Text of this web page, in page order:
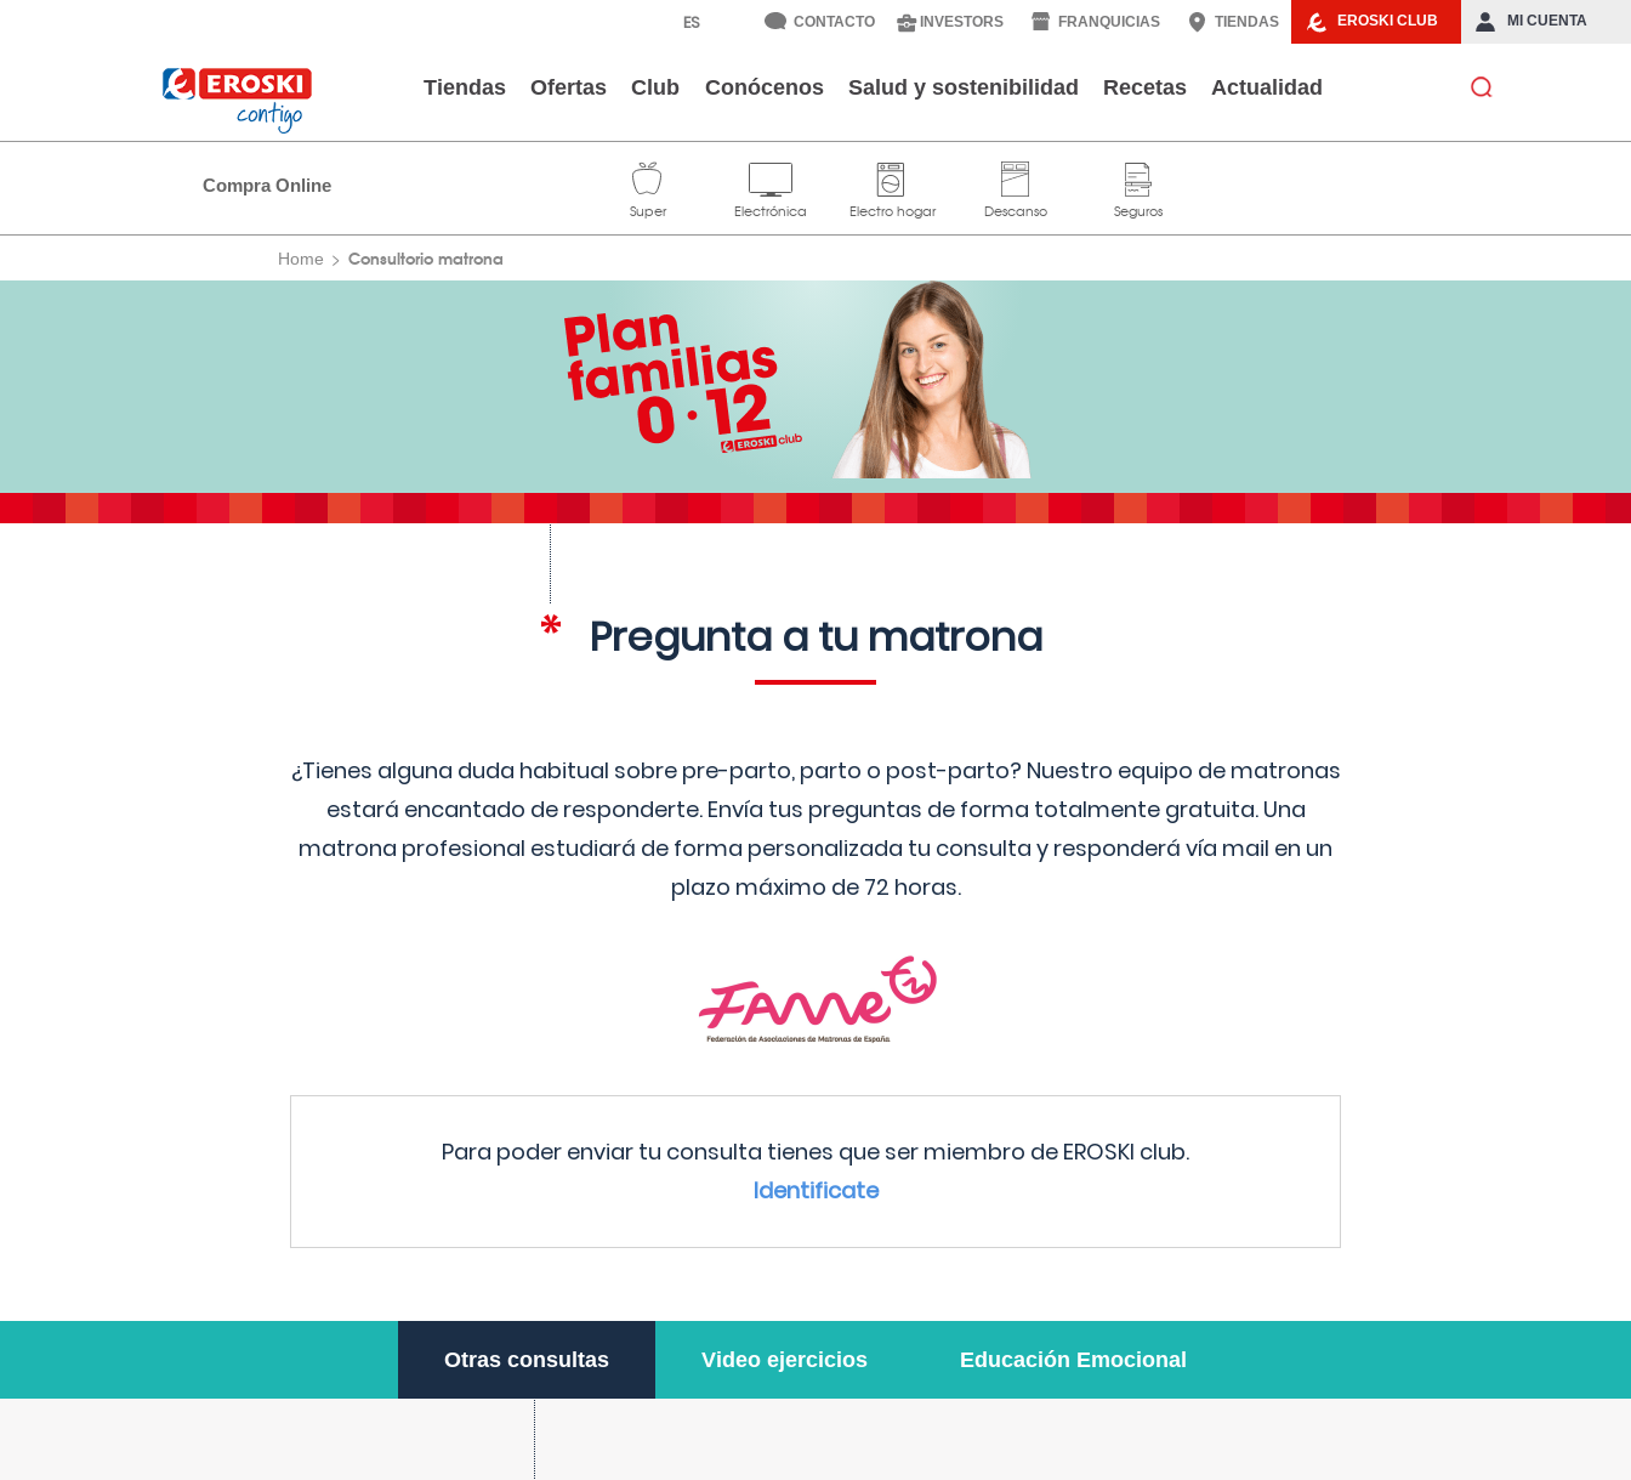
EROSKI CLUB MI CUENTA
CONTACTO INVESTORS FRANQUICIAS TIENDAS
Tiendas Ofertas Club Conócenos Salud y sostenibilidad Recetas Actualidad
Compra Online
Home Consultorio matrona
Pregunta a tu matrona
¿Tienes alguna duda habitual sobre pre-parto, parto o post-parto? Nuestro equipo de matronas
estará encantado de responderte. Envía tus preguntas de forma totalmente gratuita. Una
matrona profesional estudiará de forma personalizada tu consulta y responderá vía mail en un
plazo máximo de 72 horas.
Para poder enviar tu consulta tienes que ser miembro de EROSKI club.
Identificate
Otras consultas Video ejercicios Educación Emocional